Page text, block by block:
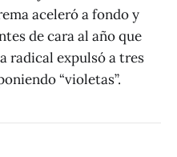
aceleró a fondo y
de cara al año que
radical expulsó a tres
“violetas”.